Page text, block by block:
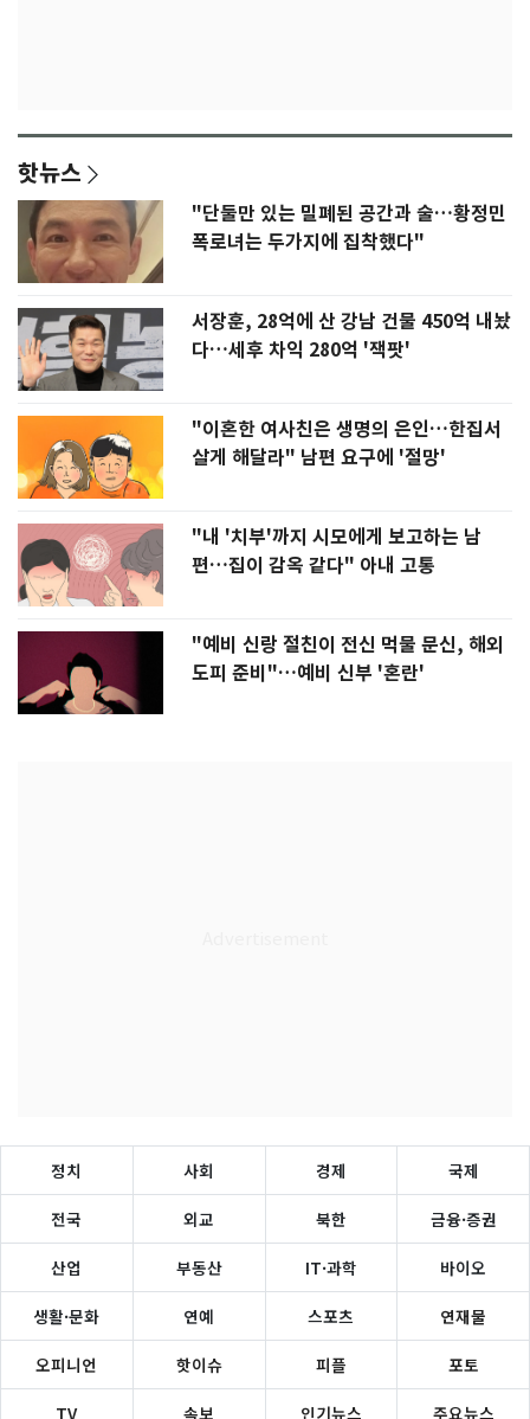
핫뉴스
"단둘만 있는 밀폐된 공간과 술…황정민
폭로녀는 두가지에 집착했다"
서장훈, 28억에 산 강남 건물 450억 내놨
다…세후 차익 280억 '잭팟'
"이혼한 여사친은 생명의 은인…한집서
살게 해달라" 남편 요구에 '절망'
"내 '치부'까지 시모에게 보고하는 남
편…집이 감옥 같다" 아내 고통
"예비 신랑 절친이 전신 먹물 문신, 해외
도피 준비"…예비 신부 '혼란'
정치 사회 경제 국제
전국 외교 북한 금융·증권
산업 부동산 IT·과학 바이오
생활·문화 연예 스포츠 연재물
오피니언 핫이슈 피플 포토
TV 속보 인기뉴스 주요뉴스